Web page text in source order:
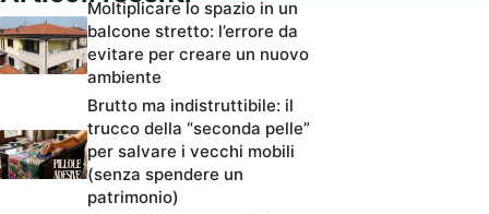
Moltiplicare lo spazio in un
balcone stretto: l’errore da
evitare per creare un nuovo
ambiente
Brutto ma indistruttibile: il
trucco della “seconda pelle”
per salvare i vecchi mobili
(senza spendere un
patrimonio)